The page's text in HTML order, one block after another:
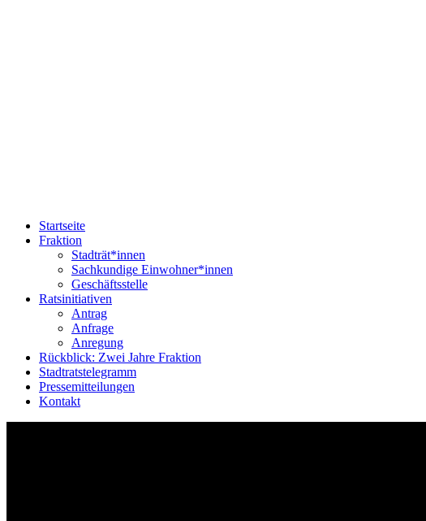
Startseite
Fraktion
Stadträt*innen
Sachkundige Einwohner*innen
Geschäftsstelle
Ratsinitiativen
Antrag
Anfrage
Anregung
Rückblick: Zwei Jahre Fraktion
Stadtratstelegramm
Pressemitteilungen
Kontakt